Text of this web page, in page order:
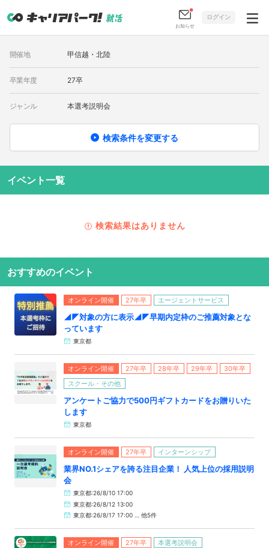
お知らせ
ログイン
開催地 甲信越・北陸
卒業年度 27卒
ジャンル 本選考説明会
検索条件を変更する
イベント一覧
検索結果はありません
おすすめのイベント
オンライン開催 27年卒 エージェントサービス
◢◤対象の方に表示◢◤早期内定枠のご推薦対象とな
っています
東京都
オンライン開催 27年卒 28年卒 29年卒
30年卒
スクール・その他
アンケートご協力で500円ギフトカードをお贈りいた
します
東京都
オンライン開催 27年卒 インターンシップ
業界NO.1シェアを誇る注目企業！ 人気上位の採用説明
会
東京都:26/8/10 17:00
東京都:26/8/12 13:00
東京都:26/8/17 17:00 … 他5件
オンライン開催 27年卒 本選考説明会